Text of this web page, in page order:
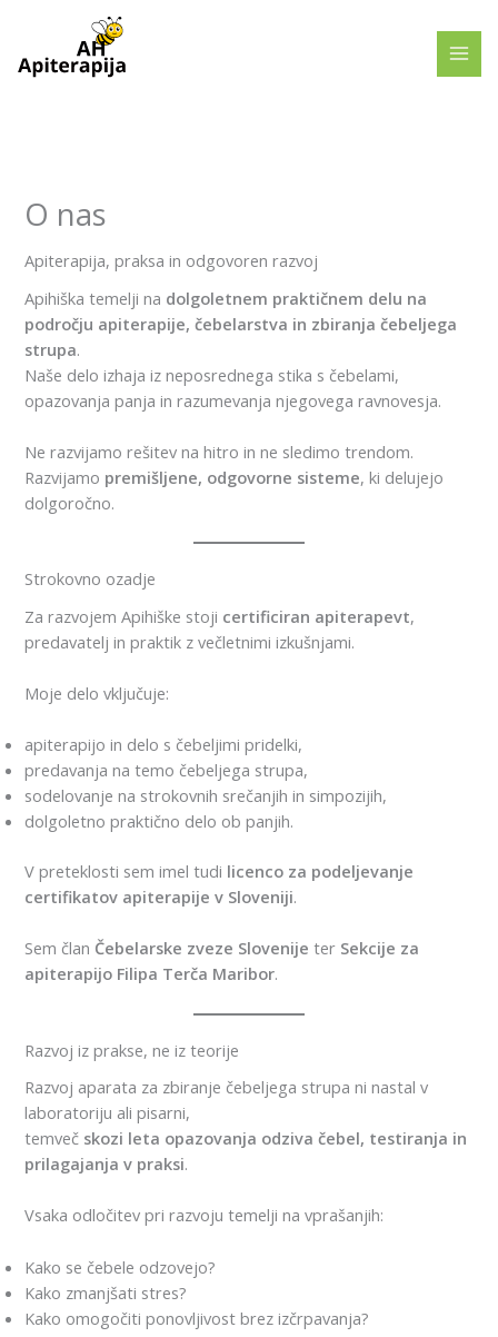
content
O nas
Apiterapija, praksa in odgovoren razvoj
Apihiška temelji na dolgoletnem praktičnem delu na
področju apiterapije, čebelarstva in zbiranja čebeljega
strupa.
Naše delo izhaja iz neposrednega stika s čebelami,
opazovanja panja in razumevanja njegovega ravnovesja.
Ne razvijamo rešitev na hitro in ne sledimo trendom.
Razvijamo premišljene, odgovorne sisteme, ki delujejo
dolgoročno.
Strokovno ozadje
Za razvojem Apihiške stoji certificiran apiterapevt,
predavatelj in praktik z večletnimi izkušnjami.
Moje delo vključuje:
apiterapijo in delo s čebeljimi pridelki,
predavanja na temo čebeljega strupa,
sodelovanje na strokovnih srečanjih in simpozijih,
dolgoletno praktično delo ob panjih.
V preteklosti sem imel tudi licenco za podeljevanje
certifikatov apiterapije v Sloveniji.
Sem član Čebelarske zveze Slovenije ter Sekcije za
apiterapijo Filipa Terča Maribor.
Razvoj iz prakse, ne iz teorije
Razvoj aparata za zbiranje čebeljega strupa ni nastal v
laboratoriju ali pisarni,
temveč skozi leta opazovanja odziva čebel, testiranja in
prilagajanja v praksi.
Vsaka odločitev pri razvoju temelji na vprašanjih:
Kako se čebele odzovejo?
Kako zmanjšati stres?
Kako omogočiti ponovljivost brez izčrpavanja?